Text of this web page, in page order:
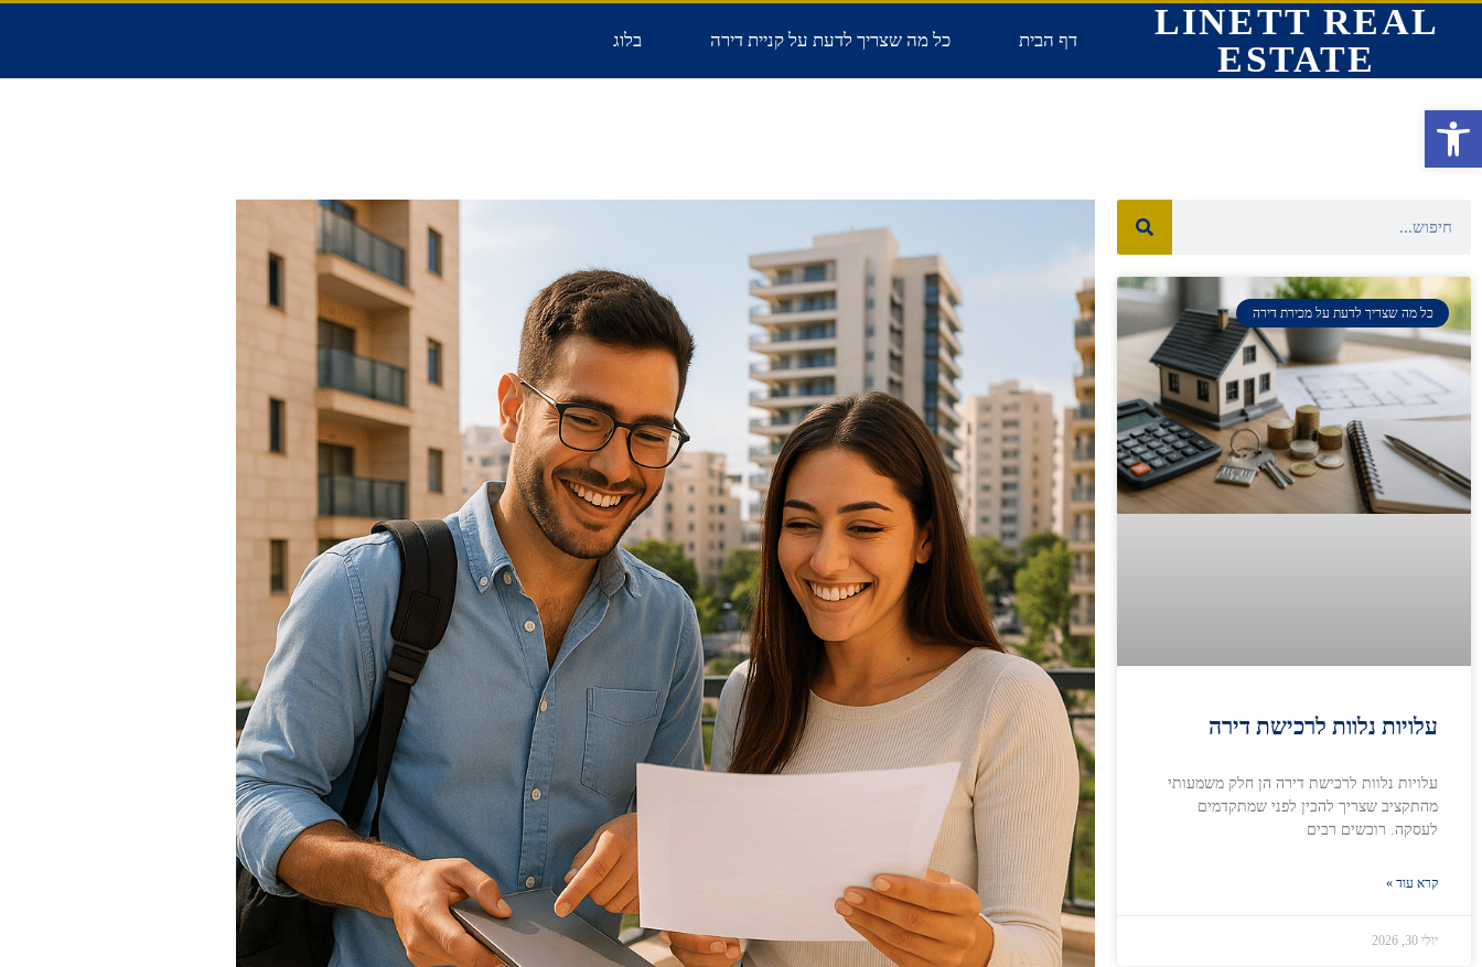
LINETT REAL
ESTATE
דף הבית כל מה שצריך לדעת על קניית דירה בלוג
כל מה שצריך לדעת על מכירת דירה
עלויות נלוות לרכישת דירה
עלויות נלוות לרכישת דירה הן חלק משמעותי
מהתקציב שצריך להכין לפני שמתקדמים
לעסקה. רוכשים רבים
קרא עוד »
יולי 30, 2026
פתח סרגל נגישות